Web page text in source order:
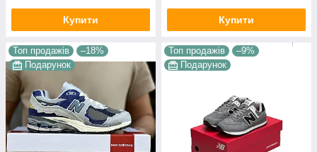
Купити Купити
Топ продажів
–18%
Подарунок
Топ продажів
–9%
Подарунок